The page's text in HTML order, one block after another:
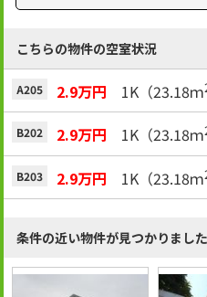
こちらの物件の空室状況
A205 2.9万円 1K（23.18ｍ
B202 2.9万円 1K（23.18ｍ
B203 2.9万円 1K（23.18ｍ
条件の近い物件が見つかりました